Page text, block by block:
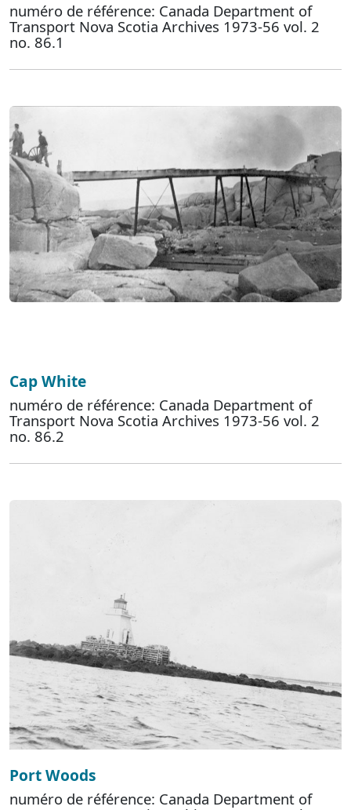
numéro de référence: Canada Department of
Transport Nova Scotia Archives 1973-56 vol. 2
no. 86.1
Cap White
numéro de référence: Canada Department of
Transport Nova Scotia Archives 1973-56 vol. 2
no. 86.2
Port Woods
numéro de référence: Canada Department of